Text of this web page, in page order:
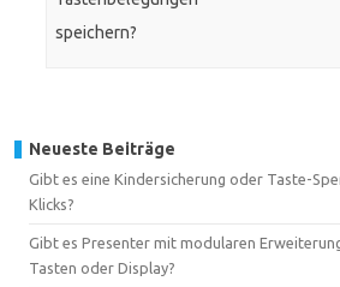
speichern?
Neueste Beiträge
Gibt es eine Kindersicherung oder Taste-
Klicks?
Gibt es Presenter mit modularen
Tasten oder Display?